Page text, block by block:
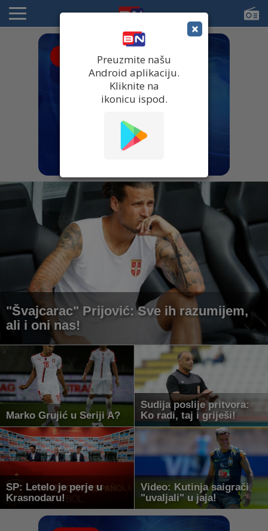
"Švajcarac" Prijović: Sve ih razumijem,
ali i oni nas!
Marko Grujić u Seriji A?
Sudija poslije pritvora:
Ko radi, taj i griješi!
SP: Letelo je perje u
Krasnodaru!
Video: Kutinja saigrači
"uvaljali" u jaja!
×
Preuzmite našu
Android aplikaciju.
Kliknite na
ikonicu ispod.